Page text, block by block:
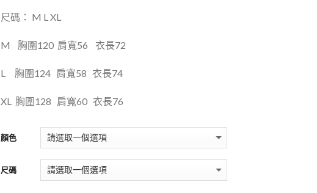
尺碼： M L XL
M 胸圍120 肩寬56 衣長72
L 胸圍124 肩寬58 衣長74
XL 胸圍128 肩寬60 衣長76
顏色
尺碼